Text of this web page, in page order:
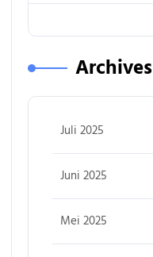
Archives
Juli 2025
Juni 2025
Mei 2025